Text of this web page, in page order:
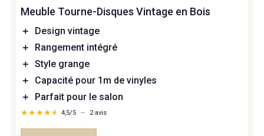
Meuble Tourne-Disques Vintage en Bois
＋
Design vintage
＋
Rangement intégré
＋ Style grange
＋
Capacité pour 1m de vinyles
＋
Parfait pour le salon
★★★★★
★★★★★ 4,5/5 — 2 avis